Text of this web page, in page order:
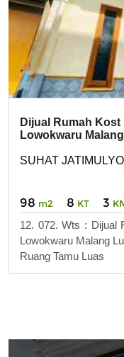
Dijual Rumah
Lowokwaru
SUHAT
98 m2 8 KT 3
12. 072. Wts : Dijual
Lowokwaru Malang
Ruang Tamu Luas